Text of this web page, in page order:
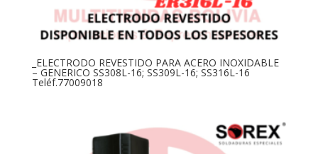
_ELECTRODO REVESTIDO PARA ACERO INOXIDABLE
– GENERICO SS308L-16; SS309L-16; SS316L-16
Teléf.77009018